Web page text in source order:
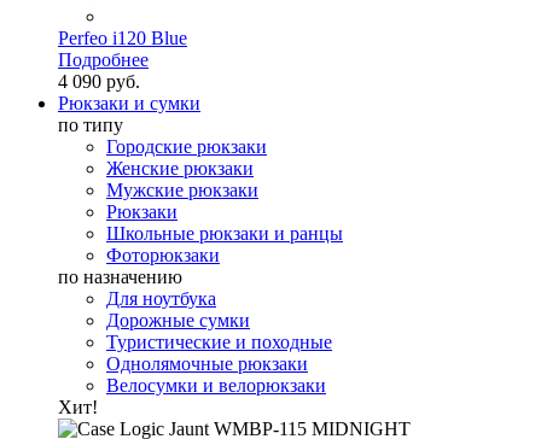
Perfeo i120 Blue
Подробнее
4 090 руб.
Рюкзаки и сумки
по типу
Городские рюкзаки
Женские рюкзаки
Мужские рюкзаки
Рюкзаки
Школьные рюкзаки и ранцы
Фоторюкзаки
по назначению
Для ноутбука
Дорожные сумки
Туристические и походные
Однолямочные рюкзаки
Велосумки и велорюкзаки
Хит!